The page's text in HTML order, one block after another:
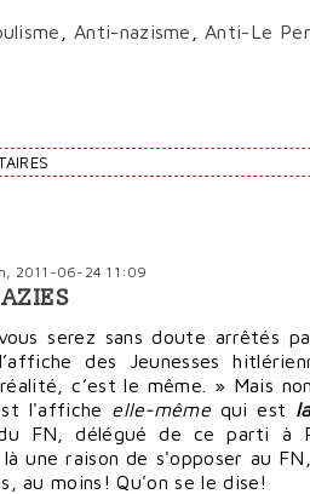
Anti-nazisme Anti-Le
2011-06-24 11:09
serez sans doute arrêtés
des Jeunesses
c’est le même. » Mais
l'affiche elle-même qui est
FN, délégué de ce parti à
une raison de s'opposer au
au moins! Qu'on se le dise!